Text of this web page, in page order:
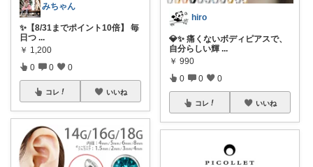
みちゃん
✨【8/31までポイント10倍】 毎
日つ ...
￥ 1,200
0 0 0
コレ いいね
hiro
💎✨ 痛くないボディピアスで、
自分らしい輝 ...
￥ 990
0 0 0
コレ いいね